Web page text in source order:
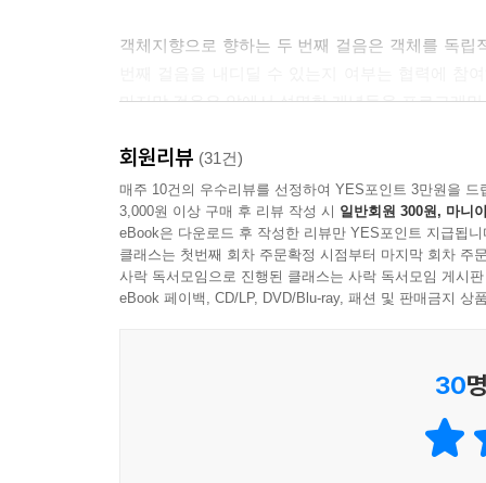
- 트럼프 계층
- 슈퍼타입과 서브타입
정적 모델
- 타입의 목적
- 그래서 결국 타입은 추상화다
- 동적 모델과 정적 모델
- 클래스
객체지향으로 향하는 두 번째 걸음은 객체를 독
마지막 걸음은 앞에서 설명한 개념들을 프로그래
이 책의 목적은 특정한 기술이나 언어를 설명하
데 있다. 이를 위해 많은 사람들이 가지고 있는
가치를 전달한다.
이 책을 읽고 나면 기존의 선입견에서 벗어나 다
◎ 객체지향은 클래스를 지향하는 것이 아니라 객
◎ 객체지향은 안정적인 도메인 구조에 불안정한
회원리뷰 (31건)
매주 10건의 우수리뷰를 선정하여 YES포인트 3만원을 드
3,000원 이상 구매 후 리뷰 작성 시 일반회원 300원, 마니
eBook은 다운로드 후 작성한 리뷰만 YES포인트 지급됩니
클래스는 첫번째 회차 주문확정 시점부터 마지막 회차 주
사락 독서모임으로 진행된 클래스는 사락 독서모임 게시
eBook 페이백, CD/LP, DVD/Blu-ray, 패션 및 판매금지 상
30